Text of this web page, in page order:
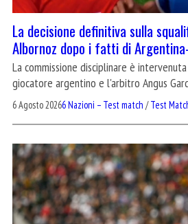
La decisione definitiva sulla
Albornoz dopo i fatti di
La commissione disciplinare è
giocatore argentino e l'arbitro Angus
6 Agosto 20266 Nazioni – Test match /Test